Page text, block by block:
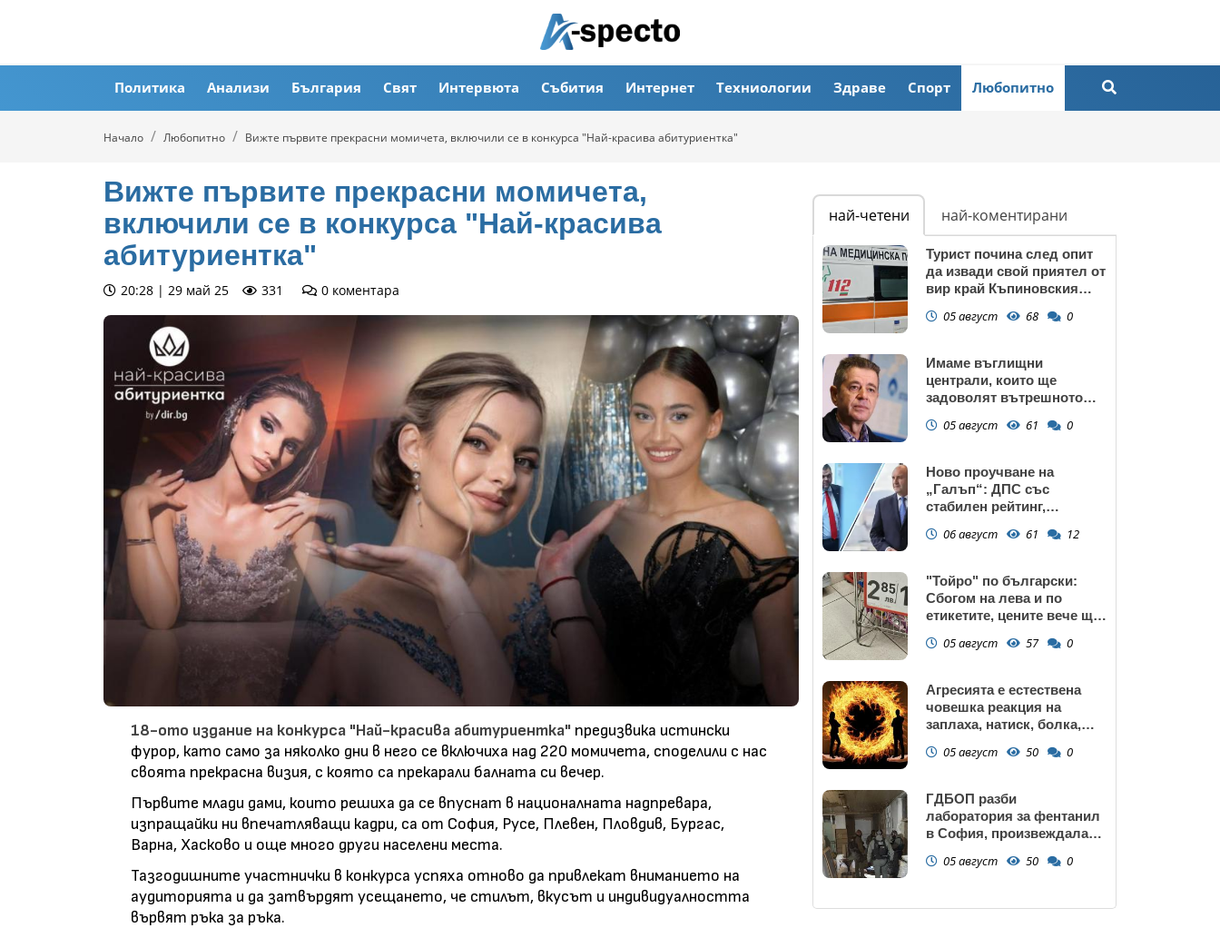
Политика Анализи България Свят Интервюта Събития Интернет Техниологии Здраве Спорт Любопитно
Начало Любопитно Вижте първите прекрасни момичета, включили се в конкурса "Най-красива абитуриентка"
Вижте първите прекрасни момичета,
включили се в конкурса "Най-красива
абитуриентка"
20:28 | 29 май 25 331 0 коментара
18-ото издание на конкурса "Най-красива абитуриентка" предизвика истински
фурор, като само за няколко дни в него се включиха над 220 момичета, споделили с нас
своята прекрасна визия, с която са прекарали балната си вечер.
Първите млади дами, които решиха да се впуснат в националната надпревара,
изпращайки ни впечатляващи кадри, са от София, Русе, Плевен, Пловдив, Бургас,
Варна, Хасково и още много други населени места.
Тазгодишните участнички в конкурса успяха отново да привлекат вниманието на
аудиторията и да затвърдят усещането, че стилът, вкусът и индивидуалността
вървят ръка за ръка.
най-четени най-коментирани
Турист почина след опит
да извади свой приятел от
вир край Къпиновския
05 август 68 0
Имаме въглищни
централи, които ще
задоволят вътрешното
05 август 61 0
Ново проучване на
„Галъп“: ДПС със
стабилен рейтинг,
запазва
06 август 61 12
"Тойро" по български:
Сбогом на лева и по
етикетите, цените вече ще
05 август 57 0
Агресията е естествена
човешка реакция на
заплаха, натиск, болка,
граници или пречка за
05 август 50 0
ГДБОП разби
лаборатория за фентанил
в София, произвеждала
(снимки)
05 август 50 0